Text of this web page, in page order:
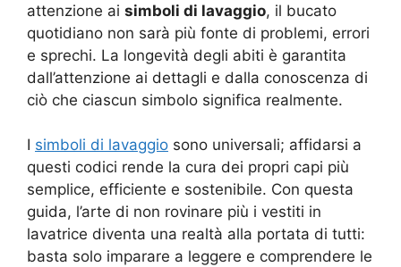
attenzione ai simboli di lavaggio, il bucato
quotidiano non sarà più fonte di problemi, errori
e sprechi. La longevità degli abiti è garantita
dall’attenzione ai dettagli e dalla conoscenza di
ciò che ciascun simbolo significa realmente.
I simboli di lavaggio sono universali; affidarsi a
questi codici rende la cura dei propri capi più
semplice, efficiente e sostenibile. Con questa
guida, l’arte di non rovinare più i vestiti in
lavatrice diventa una realtà alla portata di tutti:
basta solo imparare a leggere e comprendere le